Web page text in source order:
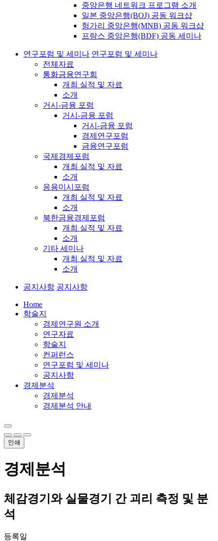
중앙은행 네트워크 프로그램 소개
일본 중앙은행(BOJ) 공동 워크샵
헝가리 중앙은행(MNB) 공동 워크샵
프랑스 중앙은행(BDF) 공동 세미나
연구포럼 및 세미나 연구포럼 및 세미나
전체자료
통화금융연구회
개최 실적 및 자료
소개
거시-금융 포럼
거시-금융 포럼
거시-금융 포럼
경제연구포럼
금융연구포럼
국제경제포럼
개최 실적 및 자료
소개
응용미시포럼
개최 실적 및 자료
소개
북한금융경제포럼
개최 실적 및 자료
소개
기타 세미나
개최 실적 및 자료
소개
공지사항 공지사항
Home
학술지
경제연구원 소개
연구자료
학술지
컨퍼런스
연구포럼 및 세미나
공지사항
경제분석
경제분석
경제분석 안내
인쇄
경제분석
체감경기와 실물경기 간 괴리 측정 및 분
석
등록일